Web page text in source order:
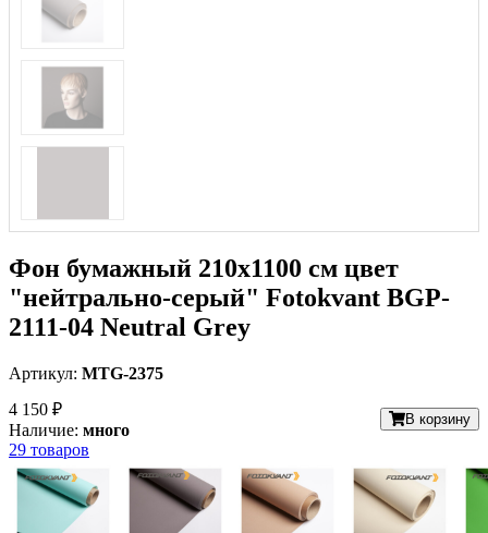
Фон бумажный 210х1100 см цвет
"нейтрально-серый" Fotokvant BGP-
2111-04 Neutral Grey
Артикул: MTG-2375
4 150 ₽
Наличие: много
В корзину
29 товаров